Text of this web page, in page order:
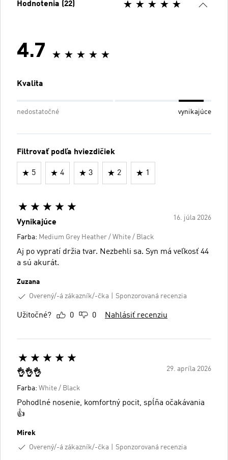
Hodnotenia (22)
4.7
Kvalita
nedostatočné vynikajúce
Filtrovať podľa hviezdičiek
5 4 3 2 1
16. júla 2026
Vynikajúce
Farba: Medium Grey Heather / White / Black
Aj po vypratí držia tvar. Nezbehli sa. Syn má veľkosť 44
a sú akurát.
Zuzana
Overený/-á zákazník/-čka
Sponzorovaná recenzia
Užitočné? 0 0 Nahlásiť recenziu
29. apríla 2026
👌👌👌
Farba: White / Black
Pohodlné nosenie, komfortný pocit, spĺňa očakávania
👍
Mirek
Overený/-á zákazník/-čka
Sponzorovaná recenzia